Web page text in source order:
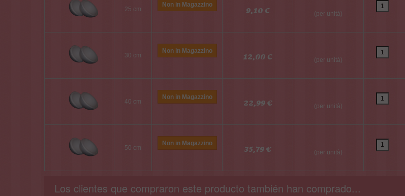
25 cm
Non in Magazzino
9,10 € (per unità)
30 cm
Non in Magazzino
12,00 € (per unità)
40 cm
Non in Magazzino
22,99 € (per unità)
50 cm
Non in Magazzino
35,79 € (per unità)
Los clientes que compraron este producto también han comprado...